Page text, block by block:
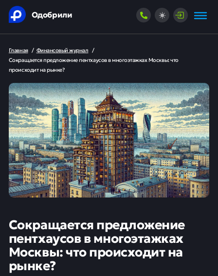
Одобрили
Главная / Финансовый журнал /
Сокращается предложение пентхаусов в многоэтажках Москвы: что
происходит на рынке?
Сокращается предложение
пентхаусов в многоэтажках
Москвы: что происходит на
рынке?